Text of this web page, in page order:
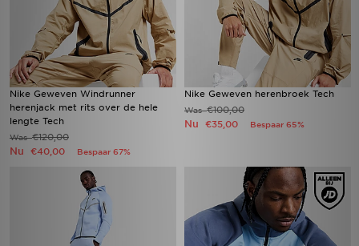
Nike Geweven Windrunner
herenjack met rits over de hele
lengte Tech
Was€120,00
Nu €40,00 Bespaar 67%
Nike Geweven herenbroek Tech
Was€100,00
Nu €35,00 Bespaar 65%